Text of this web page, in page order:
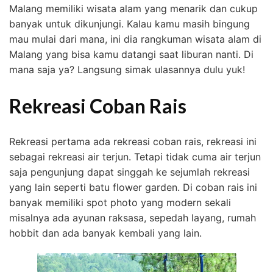
Malang memiliki wisata alam yang menarik dan cukup
banyak untuk dikunjungi. Kalau kamu masih bingung
mau mulai dari mana, ini dia rangkuman wisata alam di
Malang yang bisa kamu datangi saat liburan nanti. Di
mana saja ya? Langsung simak ulasannya dulu yuk!
Rekreasi Coban Rais
Rekreasi pertama ada rekreasi coban rais, rekreasi ini
sebagai rekreasi air terjun. Tetapi tidak cuma air terjun
saja pengunjung dapat singgah ke sejumlah rekreasi
yang lain seperti batu flower garden. Di coban rais ini
banyak memiliki spot photo yang modern sekali
misalnya ada ayunan raksasa, sepedah layang, rumah
hobbit dan ada banyak kembali yang lain.